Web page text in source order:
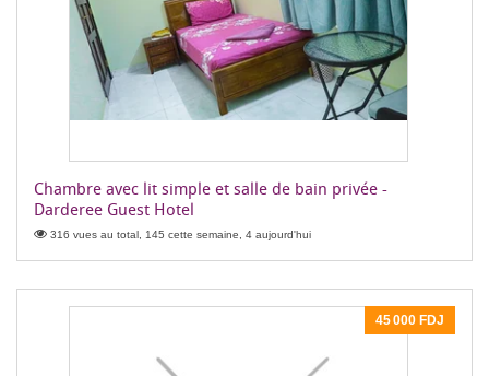
Chambre avec lit simple et salle de bain privée -
Darderee Guest Hotel
316 vues au total, 145 cette semaine, 4 aujourd'hui
45 000 FDJ